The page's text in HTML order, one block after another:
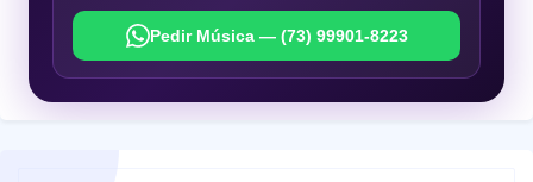
Pedir Música — (73) 99901-8223